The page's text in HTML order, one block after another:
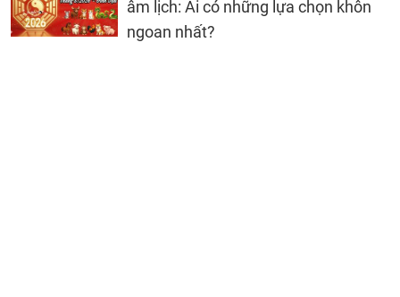
âm lịch: Ai có những lựa chọn khôn
ngoan nhất?